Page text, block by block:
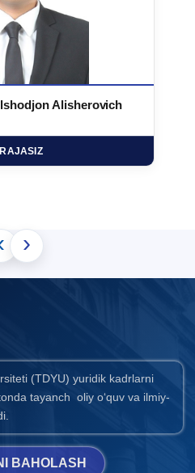
Alisherovich
›
(TDYU) yuridik kadrlarni
tayanch oliy o‘quv va ilmiy-
BAHOLASH